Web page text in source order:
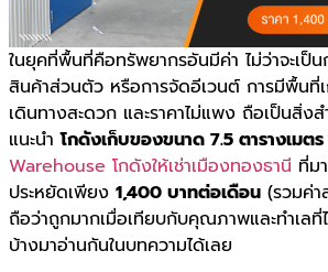
ในยุคที่พื้นที่คือทรัพยากรอันมีค่า ไม่ว่าจะเป็น
สินค้าส่วนตัว หรือการจัดอีเวนต์ การมีพื้น
เดินทางสะดวก และราคาไม่แพง ถือเป็นสิ่ง
แนะนำโกดังเก็บของขนาด 7.5 ตารางเมตร
Warehouse โกดังให้เช่าเมืองทองธานี ที่ม
ประหยัดเพียง 1,400 บาทต่อเดือน (รวมค่
ถือว่าถูกมากเมื่อเทียบกับคุณภาพและทำเลที่
บ้างมาอ่านกันในบทความได้เลย